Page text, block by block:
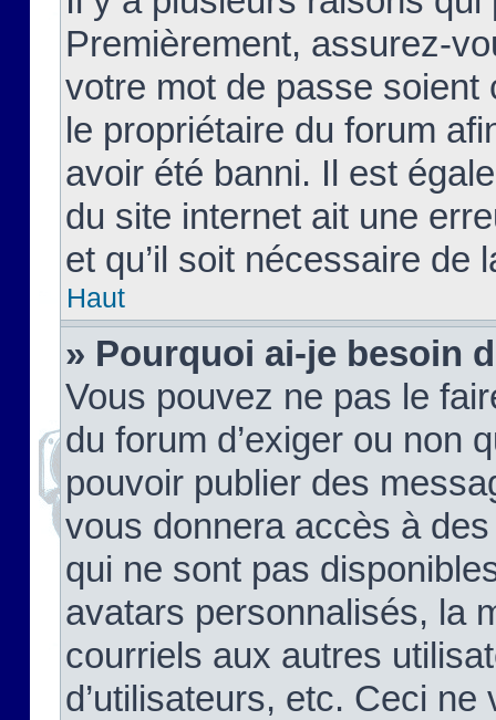
Premièrement, assurez-
votre mot de passe soient
le propriétaire du forum
avoir été banni. Il est
du site internet ait une
et qu’il soit nécessaire de
Haut
» Pourquoi ai-je besoin
Vous pouvez ne pas le
du forum d’exiger ou non
pouvoir publier des
vous donnera accès à
qui ne sont pas
avatars personnalisés, la
courriels aux autres
d’utilisateurs, etc. Ceci